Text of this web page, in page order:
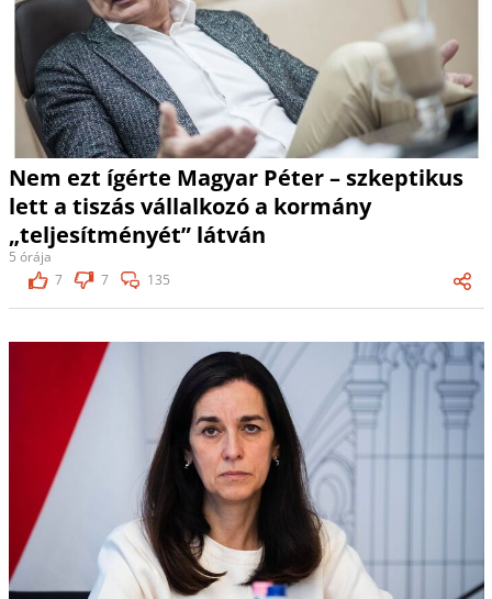
Nem ezt ígérte Magyar Péter – szkeptikus
lett a tiszás vállalkozó a kormány
„teljesítményét” látván
5 órája
7
7 135